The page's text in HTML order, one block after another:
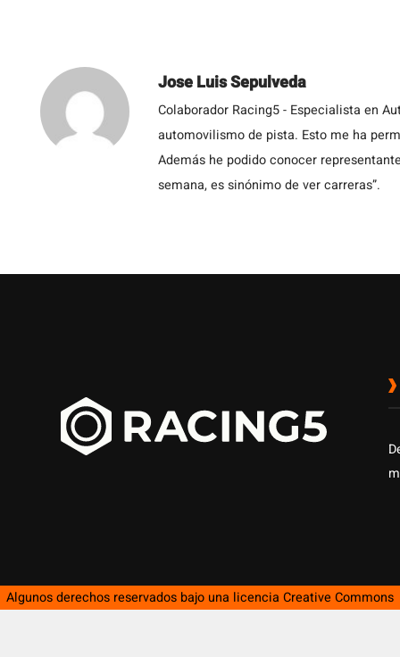
Jose Luis Sepulveda
Colaborador Racing5 - Especialista en
automovilismo de pista. Esto me ha
Además he podido conocer
semana, es sinónimo de ver carreras”.
Algunos derechos reservados bajo una licencia Creative Commons